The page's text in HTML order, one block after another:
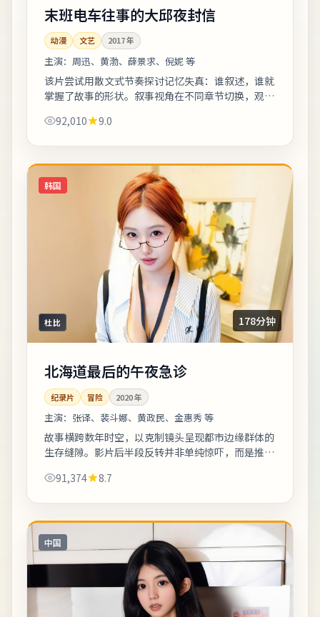
末班电车往事的大邱夜封信
动漫 文艺 2017年
主演： 周迅、黄渤、薛景求、倪妮 等
该片尝试用散文式节奏探讨记忆失真：谁叙述，谁就
掌握了故事的形状。叙事视角在不同章节切换，观众
现象，建议亲自观看并形成独立判断。《末...
92,010 9.0
韩国
杜比 178分钟
北海道最后的午夜急诊
纪录片 冒险 2020年
主演： 张译、裴斗娜、黄政民、金惠秀 等
故事横跨数年时空，以克制镜头呈现都市边缘群体的
生存缝隙。影片后半段反转并非单纯惊吓，而是推动
解锁更多前后呼应。《北海道最后的午夜急...
91,374 8.7
中国